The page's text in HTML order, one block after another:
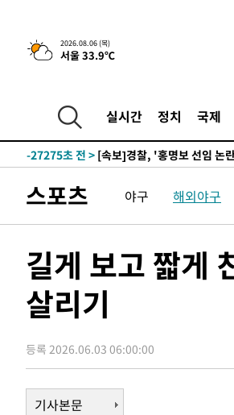
2026.08.06 (목)
서울 33.9℃
실시간 정치 국제
2시간 전 >[속보] "이란-오만, 호르무즈 해협
-32080초 전 >트럼프, 한국계 진보 주지사
-28578초 전 >
[속보]산업장관 "李정부, 원
-27275초 전 >
색
-26662초 전 > [속보]산업장관 "美무역법
-25727초 전 >
[속보]전남광주 초대 시민추
-23288초 전 >서울 열대야 15일째 지속…
-21838초 전 >[속보]코스피, 119.51포인
-18285초 전 >6월 경상수지 497.3억 달러…
-18236초 전 >
-7771초 전 >[속보] 호르무즈 해협 이란-오
임 3년 인터뷰
2시간 전 >[속보] "이란-오만, 호르무즈 해협
스포츠 야구 해외야구
길게 보고 짧게
살리기
등록 2026.06.03 06:00:00
기사본문